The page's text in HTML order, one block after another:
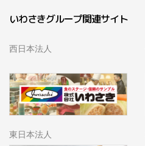
いわさきグループ関連サイト
西日本法人
東日本法人